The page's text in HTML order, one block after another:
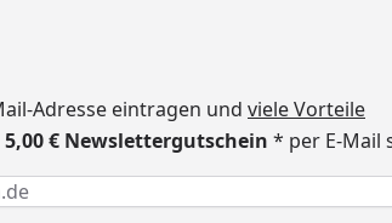
Adresse eintragen und viele Vorteile
€ Newslettergutschein * per E-Mail